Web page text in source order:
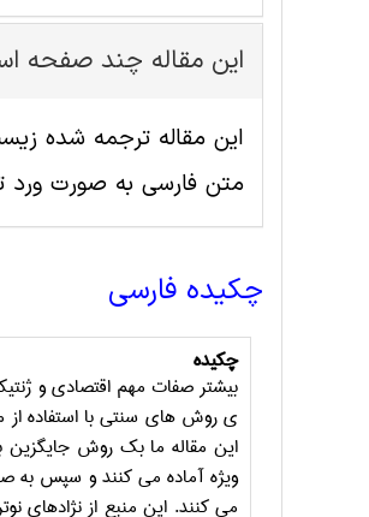
این مقاله چند صفحه
متن فارسی به صورت
چکیده فارسی
چکیده
بیشتر صفات مهم اقتصادی و
ی روش های سنتی با استفاده از
این مقاله ما بک روش جایگزین
ویژه آماده می کنند و سپس به
می کنند. این منبع از نژادهای